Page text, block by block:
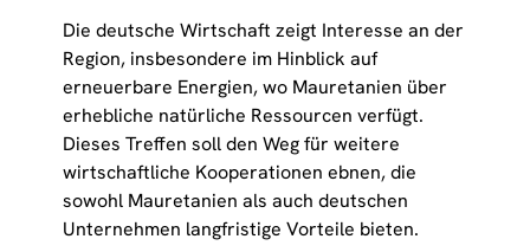
Die deutsche Wirtschaft zeigt Interesse an der
Region, insbesondere im Hinblick auf
erneuerbare Energien, wo Mauretanien über
erhebliche natürliche Ressourcen verfügt.
Dieses Treffen soll den Weg für weitere
wirtschaftliche Kooperationen ebnen, die
sowohl Mauretanien als auch deutschen
Unternehmen langfristige Vorteile bieten.